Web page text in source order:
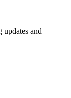
updates and